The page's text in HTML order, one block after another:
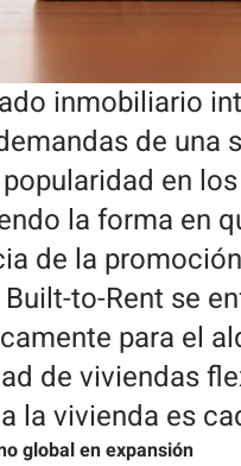
inmobiliario
de una
en
la forma en
de la
to-Rent se
para el
de viviendas
la vivienda es
global en expansión